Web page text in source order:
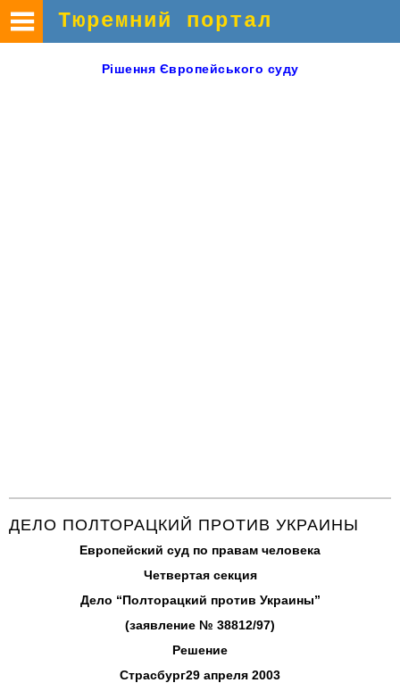
Тюремний портал
Рішення Європейського суду
ДЕЛО ПОЛТОРАЦКИЙ ПРОТИВ УКРАИНЫ
Европейский суд по правам человека
Четвертая секция
Дело “Полторацкий против Украины”
(заявление № 38812/97)
Решение
Страсбург29 апреля 2003